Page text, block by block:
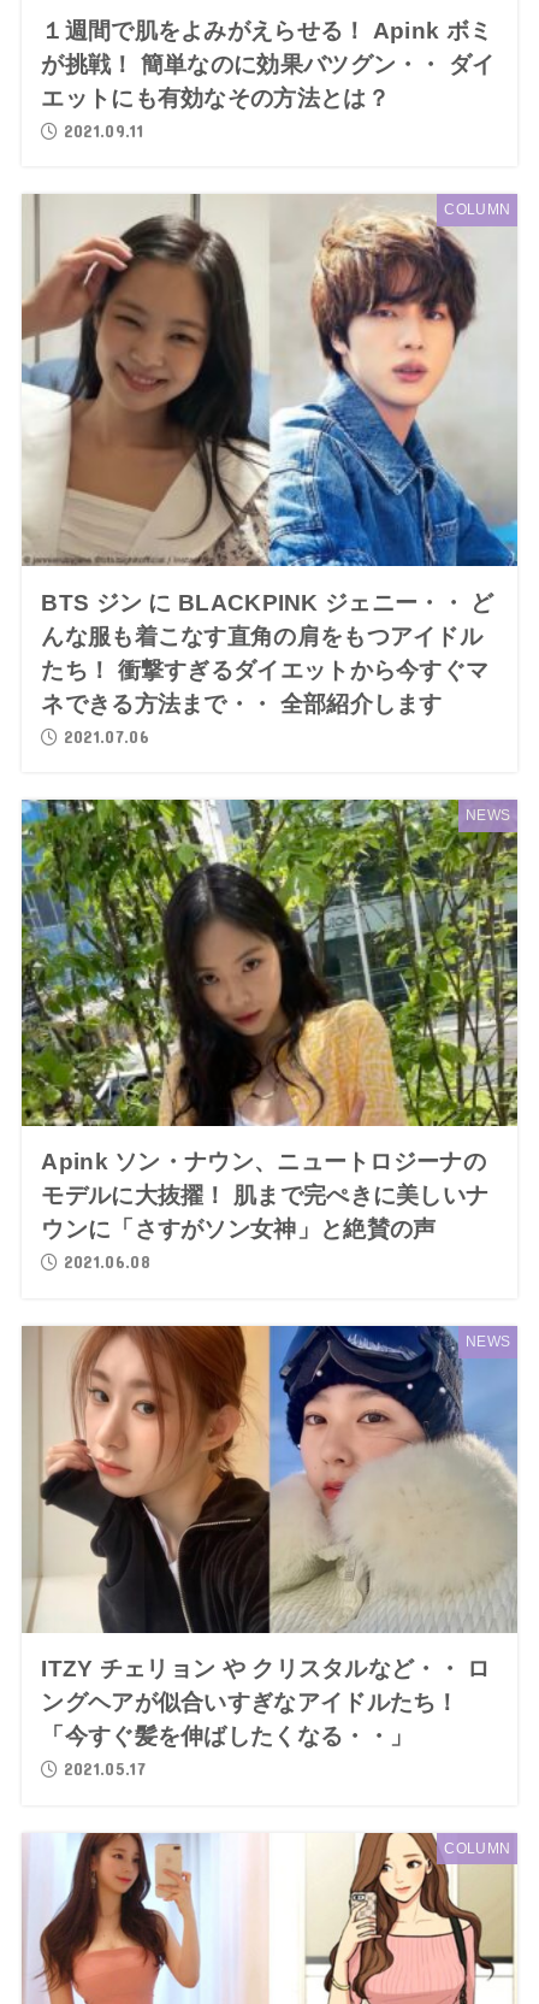
１週間で肌をよみがえらせる！ Apink ボミ
が挑戦！ 簡単なのに効果バツグン・・ ダイ
エットにも有効なその方法とは？
2021.09.11
COLUMN
BTS ジン に BLACKPINK ジェニー・・ ど
んな服も着こなす直角の肩をもつアイドル
たち！ 衝撃すぎるダイエットから今すぐマ
ネできる方法まで・・ 全部紹介します
2021.07.06
NEWS
Apink ソン・ナウン、ニュートロジーナの
モデルに大抜擢！ 肌まで完ぺきに美しいナ
ウンに「さすがソン女神」と絶賛の声
2021.06.08
NEWS
ITZY チェリョン や クリスタルなど・・ ロ
ングヘアが似合いすぎなアイドルたち！
「今すぐ髪を伸ばしたくなる・・」
2021.05.17
COLUMN